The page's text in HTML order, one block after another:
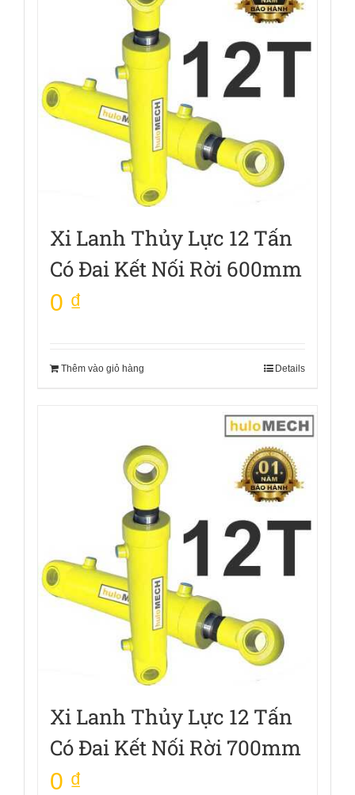
Xi Lanh Thủy Lực 12 Tấn
Có Đai Kết Nối Rời 600mm
0 ₫
Thêm vào giỏ hàng Details
Xi Lanh Thủy Lực 12 Tấn
Có Đai Kết Nối Rời 700mm
0 ₫